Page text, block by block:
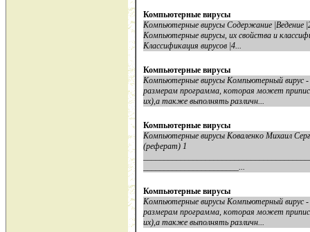
Компьютерные вирусы
Компьютерные вирусы Содержание |Ведение
Компьютерные вирусы, их свойства и
Классификация вирусов |4...
Компьютерные вирусы
Компьютерные вирусы Компьютерный вирус -
размерам программа, которая может
их),а также выполнять различн...
Компьютерные вирусы
Компьютерные вирусы Коваленко Михаил
(реферат) 1
_______________________...
Компьютерные вирусы
Компьютерные вирусы Компьютерный вирус -
размерам программа, которая может
их),а также выполнять различн...